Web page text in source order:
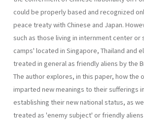
could be properly based and recognized
peace treaty with Chinese and Japan.
such as those living in internment center or
camps' located in Singapore, Thailand and
treated in general as friendly aliens by the
The author explores, in this paper, how the
imparted new meanings to their sufferings
establishing their new national status, as
treated as 'enemy subject' or friendly